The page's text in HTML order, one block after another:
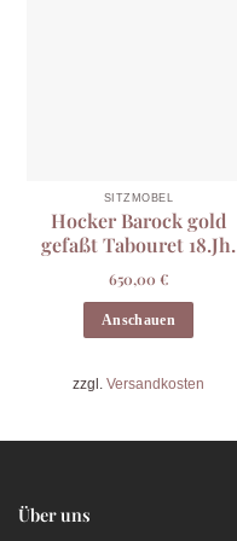
SITZMÖBEL
Hocker Barock gold
gefaßt Tabouret 18.Jh.
650,00 €
Anschauen
zzgl. Versandkosten
Über uns